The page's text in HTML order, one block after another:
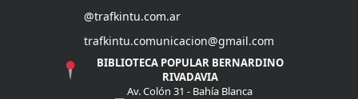
@trafkintu.com.ar
trafkintu.comunicacion@gmail.com
BIBLIOTECA POPULAR BERNARDINO
RIVADAVIA
Av. Colón 31 - Bahía Blanca